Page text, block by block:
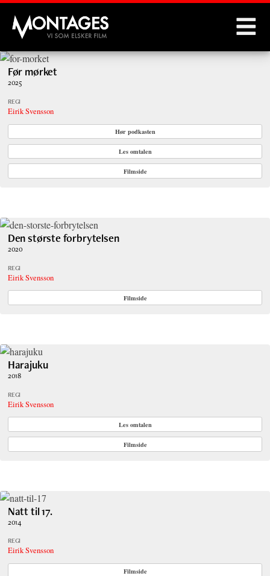
Montages
Før mørket
2025
REGI
Eirik Svensson
Hør podkasten
Les omtalen
Filmside
Den største forbrytelsen
2020
REGI
Eirik Svensson
Filmside
Harajuku
2018
REGI
Eirik Svensson
Les omtalen
Filmside
Natt til 17.
2014
REGI
Eirik Svensson
Filmside